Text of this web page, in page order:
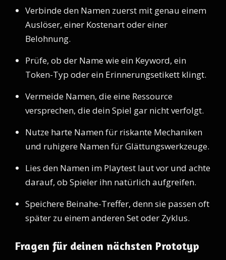
Verbinde den Namen zuerst mit genau einem
Auslöser, einer Kostenart oder einer
Belohnung.
Prüfe, ob der Name wie ein Keyword, ein
Token-Typ oder ein Erinnerungsetikett klingt.
Vermeide Namen, die eine Ressource
versprechen, die dein Spiel gar nicht verfolgt.
Nutze harte Namen für riskante Mechaniken
und ruhigere Namen für Glättungswerkzeuge.
Lies den Namen im Playtest laut vor und achte
darauf, ob Spieler ihn natürlich aufgreifen.
Speichere Beinahe-Treffer, denn sie passen oft
später zu einem anderen Set oder Zyklus.
Fragen für deinen nächsten Prototyp